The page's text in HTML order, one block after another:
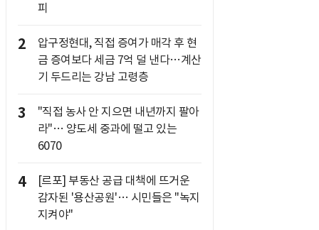
피
2
압구정현대, 직접 증여가 매각 후 현
금 증여보다 세금 7억 덜 낸다…계산
기 두드리는 강남 고령층
3
"직접 농사 안 지으면 내년까지 팔아
라"… 양도세 중과에 떨고 있는
6070
4
[르포] 부동산 공급 대책에 뜨거운
감자된 '용산공원'… 시민들은 "녹지
지켜야"